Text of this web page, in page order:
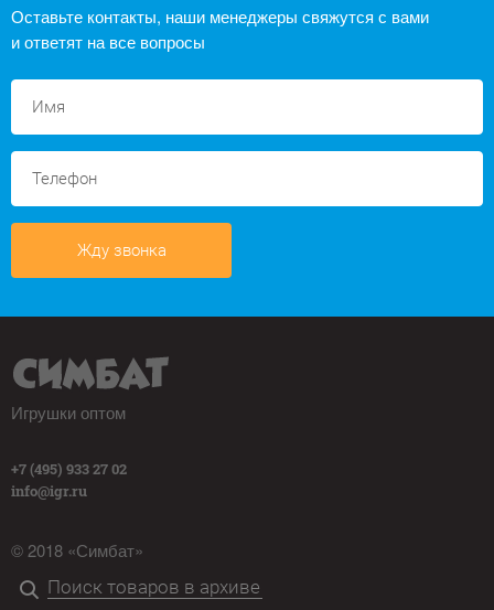
Оставьте контакты, наши менеджеры свяжутся с вами
и ответят на все вопросы
Жду звонка
Игрушки оптом
+7 (495) 933 27 02
info@igr.ru
© 2018 «Симбат»